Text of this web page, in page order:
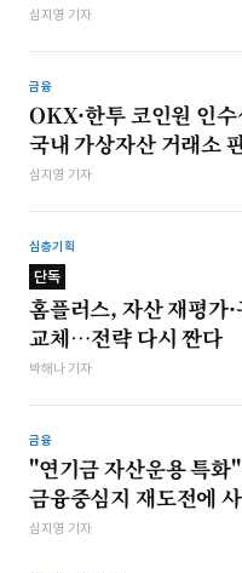
심지영 기자
금융
OKX·한투 코인원 인
국내 가상자산 거래소
심지영 기자
심층기획
단독
홈플러스, 자산 재평가
교체…전략 다시 짠다
박해나 기자
금융
"연기금 자산운용 특화
금융중심지 재도전에
심지영 기자